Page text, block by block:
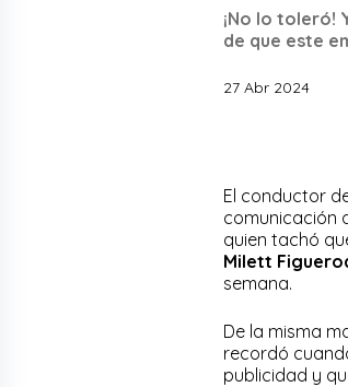
¡No lo toleró!
de que este
27 Abr 2024
El conductor
comunicación
quien tachó
Milett
semana.
De la misma
recordó
publicidad y